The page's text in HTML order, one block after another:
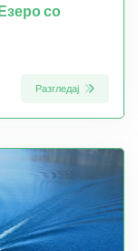
со
Разгледај